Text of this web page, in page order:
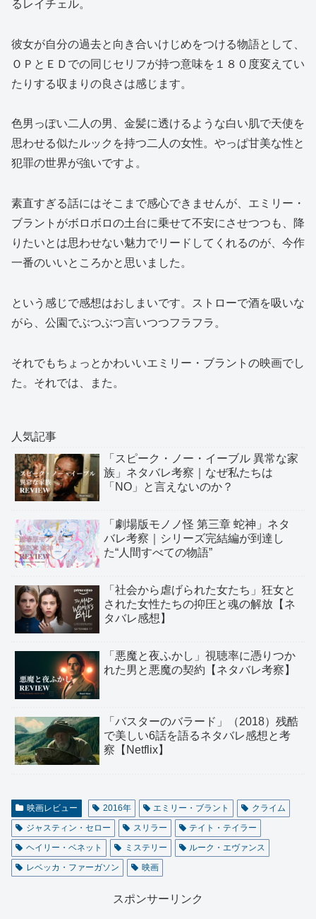
るレイチェル。
彼女が自分の過去と向き合いけじめをつける物語として、
ＯＰとＥＤでの同じセリフが持つ意味を１８０度変えてい
たりする収まりの良さは感じます。
色男っぽい二人の男、金髪に透けるような白い肌で天使を
思わせる似たルックを持つ二人の女性。やっぱ甘美な性と
犯罪の世界が強いですよ。
素直すぎる話にはそこまで感心できませんが、エミリー・
ブラントがボロボロの土台に乗せて不安にさせつつも、降
りたいとは思わせない魅力でリードしてくれるのが、今作
一番のいいところかと思いました。
という感じで感想はおしまいです。ストローで酒を吸いな
がら、公園でぶつぶつ言いつつフラフラ。
それでもちょっとかわいいエミリー・ブラントの映画でし
た。それでは、また。
人気記事
「スピーク・ノー・イーブル 異常な家
族」ネタバレ考察｜なぜ私たちは
「NO」と言えないのか？
「劇場版モノノ怪 第三章 蛇神」ネタ
バレ考察｜シリーズ完結編が到達し
た“人間すべての物語”
「社会から虐げられた女たち」狂女と
された女性たちの抑圧と魂の解放【ネ
タバレ感想】
「悪魔と夜ふかし」視聴率に憑りつか
れた男と悪魔の契約【ネタバレ考察】
「バスターのバラード」（2018）残酷
で美しい6話を語るネタバレ感想と考
察【Netflix】
映画レビュー 2016年 エミリー・ブラント
クライム
ジャスティン・セロー
スリラー
テイト・テイラー
ヘイリー・ベネット
ミステリー
ルーク・エヴァンス
レベッカ・ファーガソン
映画
スポンサーリンク